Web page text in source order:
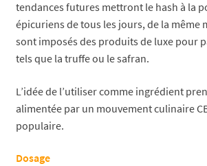
tendances futures mettront le hash à la
épicuriens de tous les jours, de la même
sont imposés des produits de luxe pour
tels que la truffe ou le safran.
L’idée de l’utiliser comme ingrédient
alimentée par un mouvement culinaire
populaire.
Dosage